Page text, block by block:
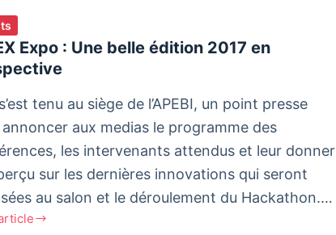
Expo : Une belle édition 2017 en
tenu au siège de l’APEBI, un point presse
aux medias le programme des
les intervenants attendus et leur donner
sur les dernières innovations qui seront
au salon et le déroulement du Hackathon.…